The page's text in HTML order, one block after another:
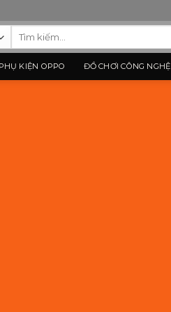
Tìm
PHỤ KIỆN OPPO ĐỒ CHƠI CÔNG NGHỆ